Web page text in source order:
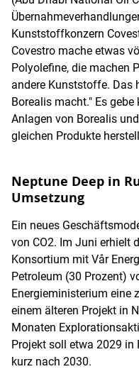
Kunststoffkonzern
Covestro mache etwas
Polyolefine, die machen
andere Kunststoffe. Das
Borealis macht." Es
Anlagen von Borealis
gleichen Produkte
Neptune Deep in
Umsetzung
Ein neues
von CO2. Im Juni erhielt
Konsortium mit Vår
Petroleum (30 Prozent)
Energieministerium eine
einem älteren Projekt in
Monaten
Projekt soll etwa 2029 in
kurz nach 2030.